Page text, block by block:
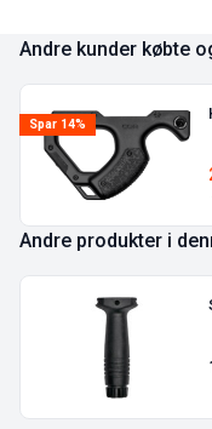
Andre kunder købte
Spar 14%
Andre produkter i